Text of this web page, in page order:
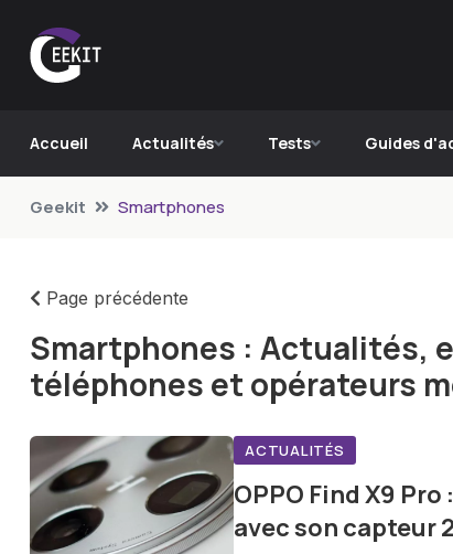
Accueil Actualités Tests Guides
Geekit Smartphones
Page précédente
Smartphones : Actualités,
téléphones et opérateurs
ACTUALITÉS
OPPO Find X9
avec son capteur